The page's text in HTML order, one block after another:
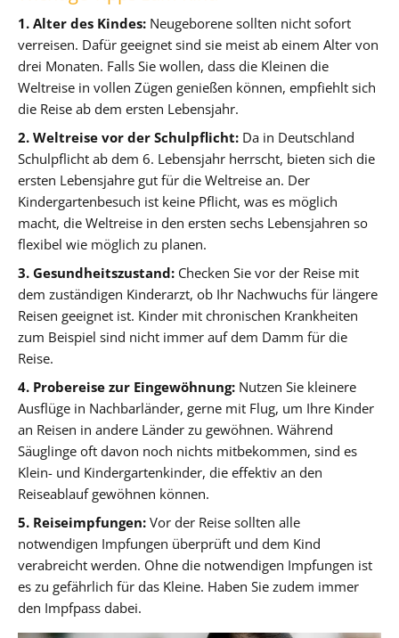
1. Alter des Kindes: Neugeborene sollten nicht sofort
verreisen. Dafür geeignet sind sie meist ab einem Alter von
drei Monaten. Falls Sie wollen, dass die Kleinen die
Weltreise in vollen Zügen genießen können, empfiehlt sich
die Reise ab dem ersten Lebensjahr.
2. Weltreise vor der Schulpflicht: Da in Deutschland
Schulpflicht ab dem 6. Lebensjahr herrscht, bieten sich die
ersten Lebensjahre gut für die Weltreise an. Der
Kindergartenbesuch ist keine Pflicht, was es möglich
macht, die Weltreise in den ersten sechs Lebensjahren so
flexibel wie möglich zu planen.
3. Gesundheitszustand: Checken Sie vor der Reise mit
dem zuständigen Kinderarzt, ob Ihr Nachwuchs für längere
Reisen geeignet ist. Kinder mit chronischen Krankheiten
zum Beispiel sind nicht immer auf dem Damm für die
Reise.
4. Probereise zur Eingewöhnung: Nutzen Sie kleinere
Ausflüge in Nachbarländer, gerne mit Flug, um Ihre Kinder
an Reisen in andere Länder zu gewöhnen. Während
Säuglinge oft davon noch nichts mitbekommen, sind es
Klein- und Kindergartenkinder, die effektiv an den
Reiseablauf gewöhnen können.
5. Reiseimpfungen: Vor der Reise sollten alle
notwendigen Impfungen überprüft und dem Kind
verabreicht werden. Ohne die notwendigen Impfungen ist
es zu gefährlich für das Kleine. Haben Sie zudem immer
den Impfpass dabei.